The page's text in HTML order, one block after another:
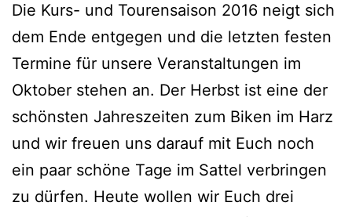
Die Kurs- und Tourensaison 2016 neigt sich
dem Ende entgegen und die letzten festen
Termine für unsere Veranstaltungen im
Oktober stehen an. Der Herbst ist eine der
schönsten Jahreszeiten zum Biken im Harz
und wir freuen uns darauf mit Euch noch
ein paar schöne Tage im Sattel verbringen
zu dürfen. Heute wollen wir Euch drei